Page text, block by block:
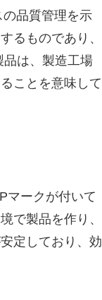
品質管理を示
るものであり、
は、製造工場
ことを意味して
マークが付いて
で製品を作り、
定しており、効